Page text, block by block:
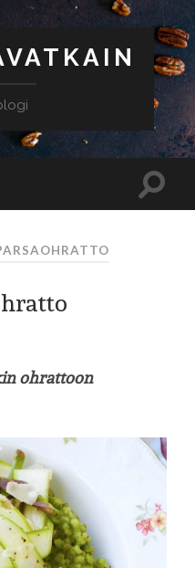
ohrattoon